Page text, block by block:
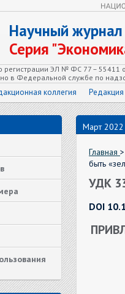
Научный
Серия
регистрации ЭЛ № ФС 77 – 55411
в Федеральной службе по
коллегия Редакция
Март 2022
Главная >
быть
УДК
DOI